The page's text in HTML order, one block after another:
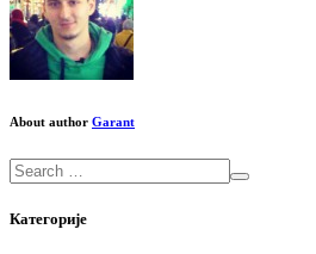
About author Garant
Категорије